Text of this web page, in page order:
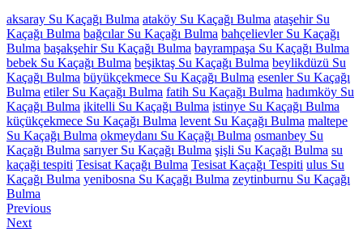
aksaray Su Kaçağı Bulma ataköy Su Kaçağı Bulma ataşehir Su
Kaçağı Bulma bağcılar Su Kaçağı Bulma bahçelievler Su Kaçağı
Bulma başakşehir Su Kaçağı Bulma bayrampaşa Su Kaçağı Bulma
bebek Su Kaçağı Bulma beşiktaş Su Kaçağı Bulma beylikdüzü Su
Kaçağı Bulma büyükçekmece Su Kaçağı Bulma esenler Su Kaçağı
Bulma etiler Su Kaçağı Bulma fatih Su Kaçağı Bulma hadımköy Su
Kaçağı Bulma ikitelli Su Kaçağı Bulma istinye Su Kaçağı Bulma
küçükçekmece Su Kaçağı Bulma levent Su Kaçağı Bulma maltepe
Su Kaçağı Bulma okmeydanı Su Kaçağı Bulma osmanbey Su
Kaçağı Bulma sarıyer Su Kaçağı Bulma şişli Su Kaçağı Bulma su
kaçaği tespiti Tesisat Kaçağı Bulma Tesisat Kaçağı Tespiti ulus Su
Kaçağı Bulma yenibosna Su Kaçağı Bulma zeytinburnu Su Kaçağı
Bulma
Yazı
PreviousPrevious
NextNext